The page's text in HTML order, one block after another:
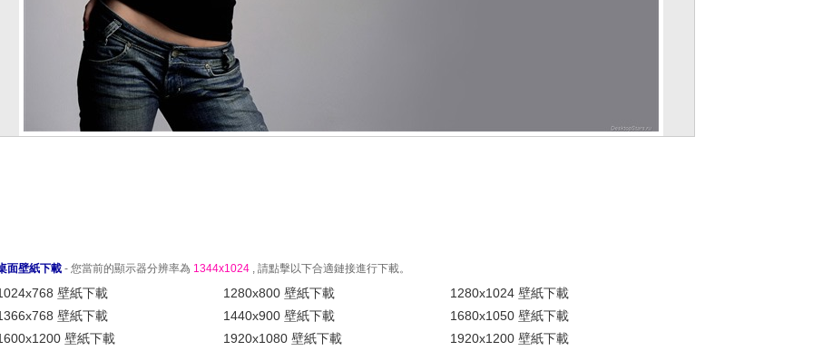
面壁紙下載 - 您當前的顯示器分辨率為 1344x1024 , 請點擊以下合適鏈接進行下載。
壁紙下載 1280x800 壁紙下載
1280x1024 壁紙下載
壁紙下載
1440x900 壁紙下載
1680x1050 壁紙下載
壁紙下載
1920x1080 壁紙下載
1920x1200 壁紙下載